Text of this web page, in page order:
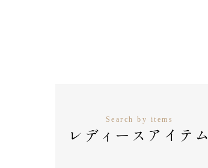
Search by items
レディースアイテム